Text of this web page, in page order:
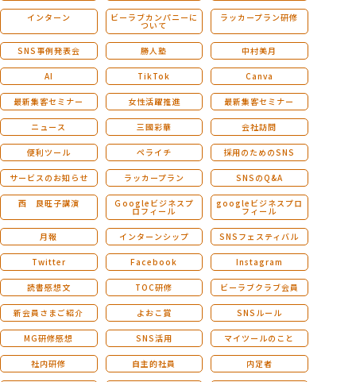
インターン ビーラブカンパニーに
ついて
ラッカープラン研修
SNS事例発表会 勝人塾 中村美月
AI TikTok Canva
最新集客セミナー 女性活躍推進 最新集客セミナー
ニュース 三國彩華 会社訪問
便利ツール ペライチ 採用のためのSNS
サービスのお知らせ ラッカープラン SNSのQ&A
西 良旺子講演 Ｇoogleビジネスプ
ロフィール
googleビジネスプロ
フィール
月報 インターンシップ SNSフェスティバル
Twitter Facebook Instagram
読書感想文 TOC研修 ビーラブクラブ会員
新会員さまご紹介 よおこ賞 SNSルール
MG研修感想 SNS活用 マイツールのこと
社内研修 自主的社員 内定者